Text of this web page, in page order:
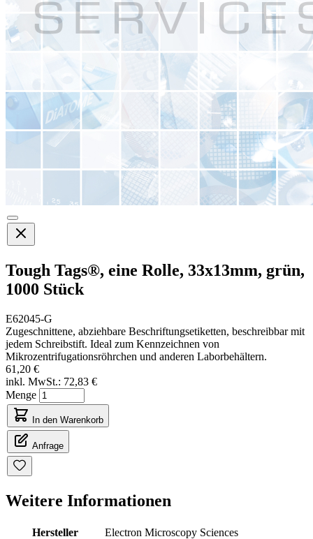
Tough Tags®, eine Rolle, 33x13mm, grün,
1000 Stück
E62045-G
Zugeschnittene, abziehbare Beschriftungsetiketten, beschreibbar mit
jedem Schreibstift. Ideal zum Kennzeichnen von
Mikrozentrifugationsröhrchen und anderen Laborbehältern.
61,20 €
inkl. MwSt.: 72,83 €
Menge
In den Warenkorb
Anfrage
Weitere Informationen
Hersteller
Electron Microscopy Sciences